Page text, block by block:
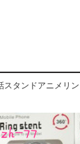
スタンドアニメリ